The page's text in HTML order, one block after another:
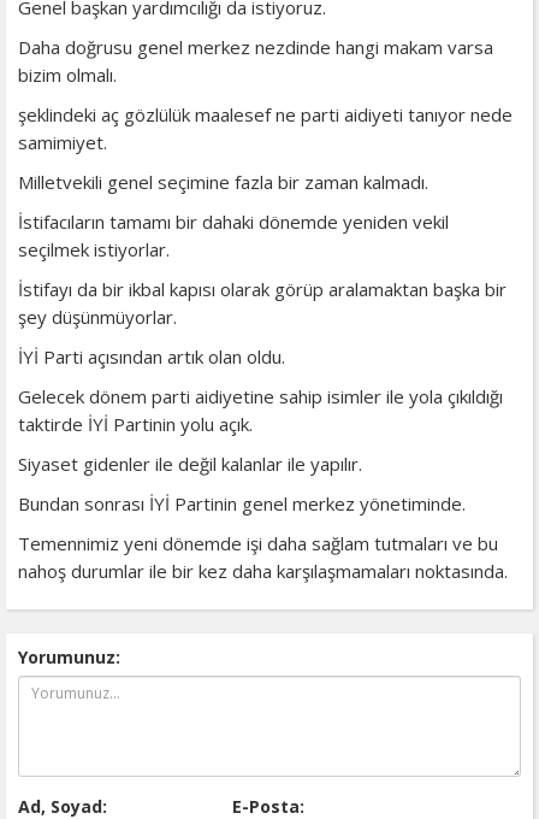
Genel başkan yardımcılığı da istiyoruz.
Daha doğrusu genel merkez nezdinde hangi makam varsa
bizim olmalı.
şeklindeki aç gözlülük maalesef ne parti aidiyeti tanıyor nede
samimiyet.
Milletvekili genel seçimine fazla bir zaman kalmadı.
İstifacıların tamamı bir dahaki dönemde yeniden vekil
seçilmek istiyorlar.
İstifayı da bir ikbal kapısı olarak görüp aralamaktan başka bir
şey düşünmüyorlar.
İYİ Parti açısından artık olan oldu.
Gelecek dönem parti aidiyetine sahip isimler ile yola çıkıldığı
taktirde İYİ Partinin yolu açık.
Siyaset gidenler ile değil kalanlar ile yapılır.
Bundan sonrası İYİ Partinin genel merkez yönetiminde.
Temennimiz yeni dönemde işi daha sağlam tutmaları ve bu
nahoş durumlar ile bir kez daha karşılaşmamaları noktasında.
Yorumunuz:
Ad, Soyad: E-Posta: